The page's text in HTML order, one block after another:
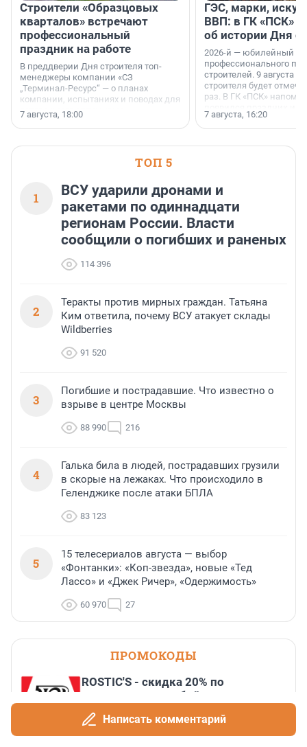
Строители «Образцовых
кварталов» встречают
профессиональный
праздник на работе
В преддверии Дня строителя топ-
менеджеры компании «СЗ
„Терминал-Ресурс“ — о планах
компании, испытаниях и поводах для
осторожного оптимизма.
7 августа, 18:00
ГЭС, марки,
ВВП: в ГК «ПСК»
об истории Дня
2026-й — юбилейный
профессионального
строителей. 9 августа
строителя будет
раз. В ГК «ПСК»
поменялась роль
7 августа, 16:20
ТОП 5
1
ВСУ ударили дронами и
ракетами по одиннадцати
регионам России. Власти
сообщили о погибших и раненых
114 396
2
Теракты против мирных граждан. Татьяна
Ким ответила, почему ВСУ атакует склады
Wildberries
91 520
3
Погибшие и пострадавшие. Что известно о
взрыве в центре Москвы
88 990 216
4
Галька била в людей, пострадавших грузили
в скорые на лежаках. Что происходило в
Геленджике после атаки БПЛА
83 123
5
15 телесериалов августа — выбор
«Фонтанки»: «Коп-звезда», новые «Тед
Лассо» и «Джек Ричер», «Одержимость»
60 970 27
ПРОМОКОДЫ
ROSTIC'S - скидка 20% по
промокоду на любой заказ от
3199₽!
До 31 августа, 2026
Написать комментарий